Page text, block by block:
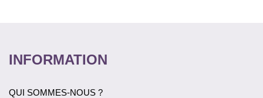
INFORMATION
QUI SOMMES-NOUS ?